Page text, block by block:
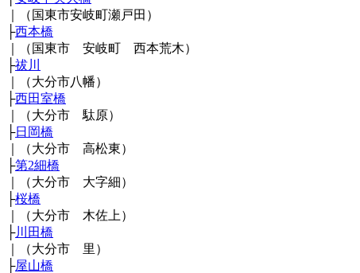
｜（国東市安岐町瀬戸田）
├西本橋
｜（国東市 安岐町 西本荒木）
├祓川
｜（大分市八幡）
├西田室橋
｜（大分市 駄原）
├日岡橋
｜（大分市 高松東）
├第2細橋
｜（大分市 大字細）
├桜橋
｜（大分市 木佐上）
├川田橋
｜（大分市 里）
├屋山橋